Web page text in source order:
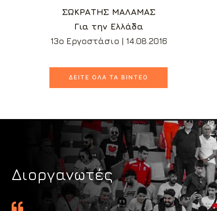
ΣΩΚΡΑΤΗΣ ΜΑΛΑΜΑΣ
Για την Ελλάδα
13ο Εργοστάσιο | 14.08.2016
ΔΕΊΤΕ ΌΛΑ ΤΑ ΒΊΝΤΕΟ
Διοργανωτές